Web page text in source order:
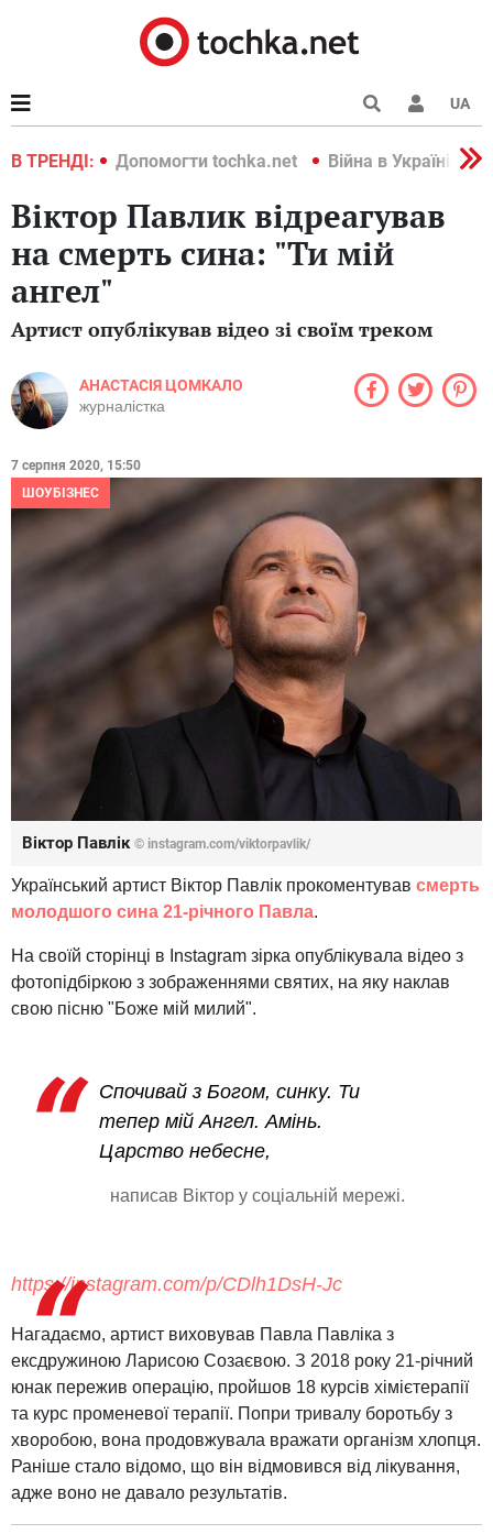
UA
В ТРЕНДІ:
2022 Допомогти tochka.net Війна в Україні 2022
Віктор Павлик відреагував
на смерть сина: "Ти мій
ангел"
Артист опублікував відео зі своїм треком
АНАСТАСІЯ ЦОМКАЛО
журналістка
7 серпня 2020, 15:50
ШОУБІЗНЕС
Віктор Павлік © instagram.com/viktorpavlik/
Український артист Віктор Павлік прокоментував смерть
молодшого сина 21-річного Павла.
На своїй сторінці в Instagram зірка опублікувала відео з
фотопідбіркою з зображеннями святих, на яку наклав
свою пісню "Боже мій милий".
Спочивай з Богом, синку. Ти
тепер мій Ангел. Амінь.
Царство небесне,
написав Віктор у соціальній мережі.
https://instagram.com/p/CDlh1DsH-Jc
Нагадаємо, артист виховував Павла Павліка з
ексдружиною Ларисою Созаєвою. З 2018 року 21-річний
юнак пережив операцію, пройшов 18 курсів хімієтерапії
та курс променевої терапії. Попри тривалу боротьбу з
хворобою, вона продовжувала вражати організм хлопця.
Раніше стало відомо, що він відмовився від лікування,
адже воно не давало результатів.